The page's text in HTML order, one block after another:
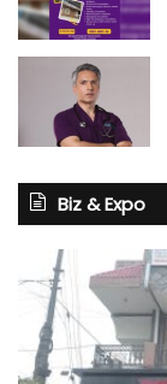
Biz & Expo